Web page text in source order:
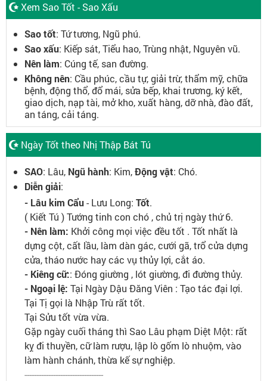
Xem Sao Tốt - Sao Xấu
Sao tốt: Tứ tương, Ngũ phú.
Sao xấu: Kiếp sát, Tiểu hao, Trùng nhật, Nguyên vũ.
Nên làm: Cúng tế, san đường.
Không nên: Cầu phúc, cầu tự, giải trừ, thẩm mỹ, chữa
bệnh, động thổ, đổ mái, sửa bếp, khai trương, ký kết,
giao dịch, nạp tài, mở kho, xuất hàng, dỡ nhà, đào đất,
an táng, cải táng.
Ngày Tốt theo Nhị Thập Bát Tú
SAO: Lâu, Ngũ hành: Kim,Động vật: Chó.
Diễn giải:
- Lâu kim Cẩu- Lưu Long: Tốt.
( Kiết Tú ) Tướng tinh con chó , chủ trị ngày thứ 6.
- Nên làm: Khởi công mọi việc đều tốt . Tốt nhất là
dựng cột, cất lầu, làm dàn gác, cưới gã, trổ cửa dựng
cửa, tháo nước hay các vụ thủy lợi, cắt áo.
- Kiêng cữ:: Đóng giường , lót giường, đi đường thủy.
- Ngoại lệ: Tại Ngày Dậu Đăng Viên : Tạo tác đại lợi.
Tại Tị gọi là Nhập Trù rất tốt.
Tại Sửu tốt vừa vừa.
Gặp ngày cuối tháng thì Sao Lâu phạm Diệt Một: rất
kỵ đi thuyền, cữ làm rượu, lập lò gốm lò nhuộm, vào
làm hành chánh, thừa kế sự nghiệp.
---------------------------------